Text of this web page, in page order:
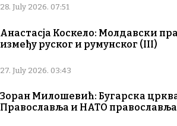
28. July 2026. 07:51
Анастасја Коскело: Молдавски
између руског и румунског (III)
27. July 2026. 03:43
Зоран Милошевић: Бугарска
Православља и НАТО